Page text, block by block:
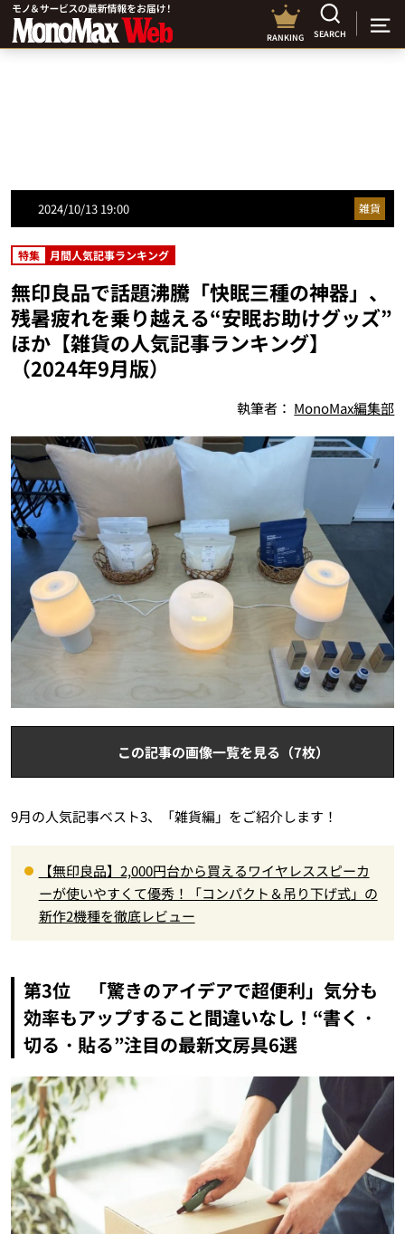
RANKING SEARCH
2024/10/13 19:00 雑貨
特集 月間人気記事ランキング
無印良品で話題沸騰「快眠三種の神器」、
残暑疲れを乗り越える“安眠お助けグッズ”
ほか【雑貨の人気記事ランキング】
（2024年9月版）
執筆者： MonoMax編集部
この記事の画像一覧を見る（7枚）
9月の人気記事ベスト3、「雑貨編」をご紹介します！
【無印良品】2,000円台から買えるワイヤレススピーカ
ーが使いやすくて優秀！「コンパクト＆吊り下げ式」の
新作2機種を徹底レビュー
第3位 「驚きのアイデアで超便利」気分も
効率もアップすること間違いなし！“書く・
切る・貼る”注目の最新文房具6選